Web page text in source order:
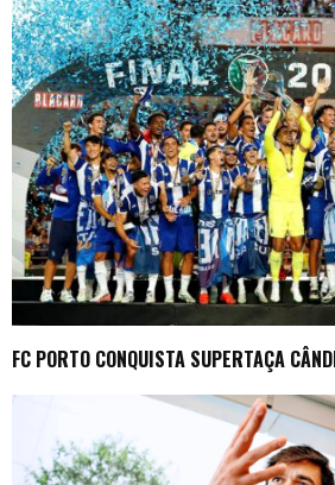
FC PORTO CONQUISTA SUPERTAÇA